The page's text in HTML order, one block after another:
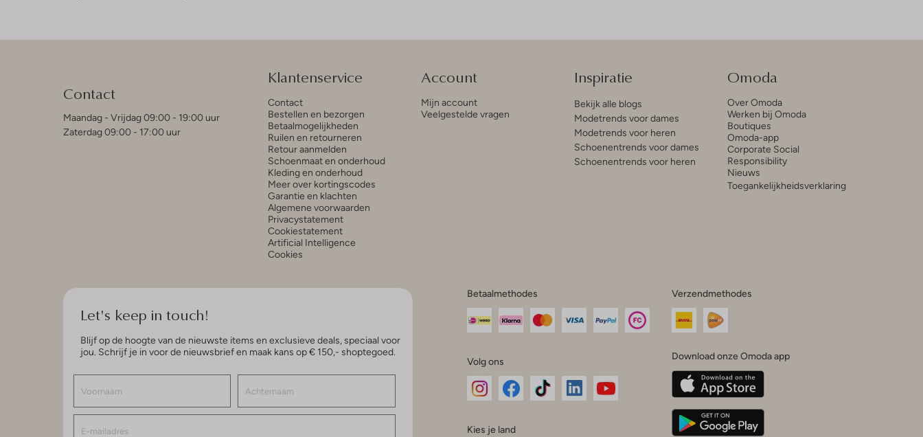
Contact
Maandag - Vrijdag 09:00 - 19:00 uur
Zaterdag 09:00 - 17:00 uur
Klantenservice
Contact
Bestellen en bezorgen
Betaalmogelijkheden
Ruilen en retourneren
Retour aanmelden
Schoenmaat en onderhoud
Kleding en onderhoud
Meer over kortingscodes
Garantie en klachten
Algemene voorwaarden
Privacystatement
Cookiestatement
Artificial Intelligence
Cookies
Account
Mijn account
Veelgestelde vragen
Inspiratie
Bekijk alle blogs
Modetrends voor dames
Modetrends voor heren
Schoenentrends voor dames
Schoenentrends voor heren
Omoda
Over Omoda
Werken bij Omoda
Boutiques
Omoda-app
Corporate Social
Responsibility
Nieuws
Toegankelijkheidsverklaring
Let's keep in touch!
Blijf op de hoogte van de nieuwste items en exclusieve deals, speciaal voor
jou. Schrijf je in voor de nieuwsbrief en maak kans op € 150,- shoptegoed.
Betaalmethodes
Volg ons
Kies je land
Verzendmethodes
Download onze Omoda app